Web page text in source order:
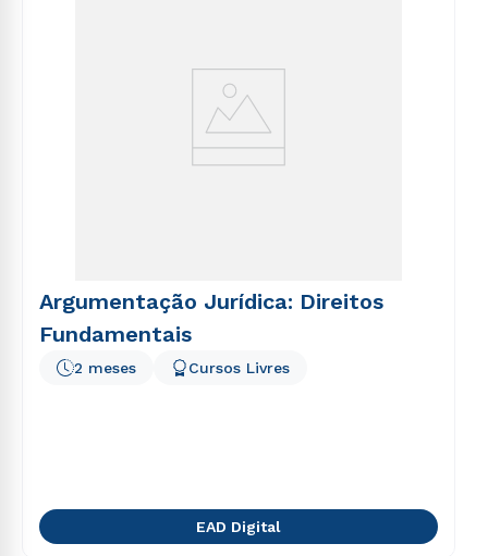
Argumentação Jurídica: Direitos
Fundamentais
2 meses Cursos Livres
EAD Digital